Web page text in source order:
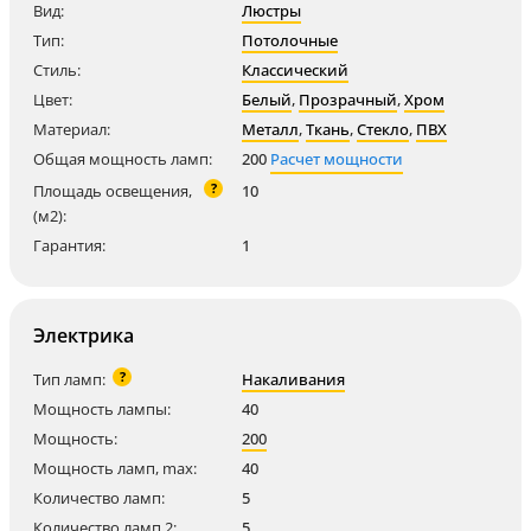
Вид:
Люстры
Тип:
Потолочные
Стиль:
Классический
Цвет:
Белый, Прозрачный,Хром
Материал:
Металл,Ткань,Стекло, ПВХ
Общая мощность ламп:
200 Расчет мощности
Площадь освещения,
(м2):
? 10
Гарантия: 1
Электрика
Тип ламп: ?
Накаливания
Мощность лампы:
40
Мощность:
200
Мощность ламп, max:
40
Количество ламп:
5